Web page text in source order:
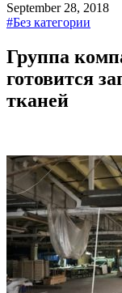
September 28, 2018
#Без категории
Группа
готовится
тканей